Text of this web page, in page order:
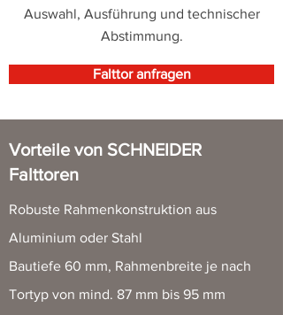
Auswahl, Ausführung und technischer
Abstimmung.
Falttor anfragen
Vorteile von SCHNEIDER
Falttoren
Robuste Rahmenkonstruktion aus
Aluminium oder Stahl
Bautiefe 60 mm, Rahmenbreite je nach
Tortyp von mind. 87 mm bis 95 mm